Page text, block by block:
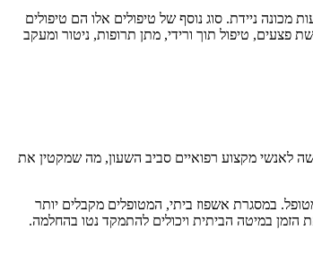
ניידת. סוג נוסף של טיפולים אלו הם טיפולים
פצעים, טיפול תוך ורידי, מתן תרופות, ניטור ומעקב
לאנשי מקצוע רפואיים סביב השעון, מה שמקטין את
במסגרת אשפוז ביתי, המטופלים מקבלים יותר
במיטה הביתית ויכולים להתמקד נטו בהחלמה.